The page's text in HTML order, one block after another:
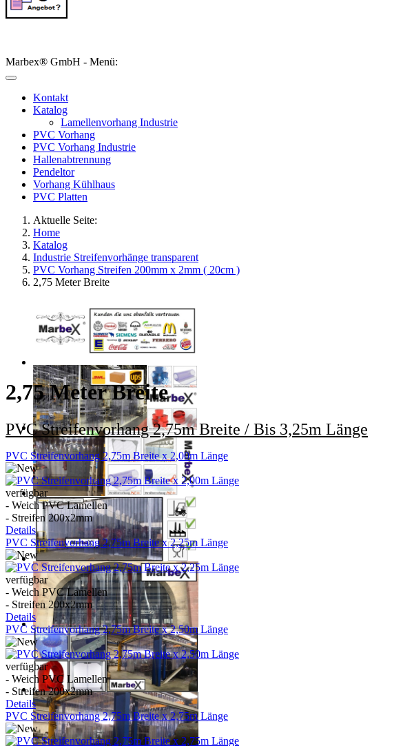
Marbex® GmbH - Menü:
Kontakt
Katalog
Lamellenvorhang Industrie
PVC Vorhang
PVC Vorhang Industrie
Hallenabtrennung
Pendeltor
Vorhang Kühlhaus
PVC Platten
Aktuelle Seite:
Home
Katalog
Industrie Streifenvorhänge transparent
PVC Vorhang Streifen 200mm x 2mm ( 20cm )
2,75 Meter Breite
2,75 Meter Breite
PVC Streifenvorhang 2,75m Breite / Bis 3,25m Länge
PVC Streifenvorhang 2,75m Breite x 2,00m Länge
verfügbar
- Weich PVC Lamellen
- Streifen 200x2mm
Details
PVC Streifenvorhang 2,75m Breite x 2,25m Länge
verfügbar
- Weich PVC Lamellen
- Streifen 200x2mm
Details
PVC Streifenvorhang 2,75m Breite x 2,50m Länge
verfügbar
- Weich PVC Lamellen
- Streifen 200x2mm
Details
PVC Streifenvorhang 2,75m Breite x 2,75m Länge